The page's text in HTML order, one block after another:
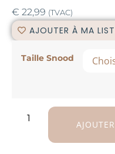
€ 22,99 (TVAC)
AJOUTER À MA
Taille Snood